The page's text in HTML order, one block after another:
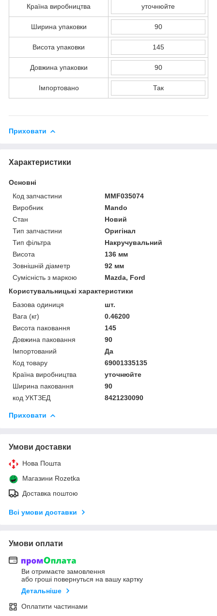
Країна виробництва уточнюйте
Ширина упаковки 90
Висота упаковки 145
Довжина упаковки 90
Імпортовано Так
Приховати
Характеристики
Основні
Код запчастини
MMF035074
Виробник
Mando
Стан
Новий
Тип запчастини
Оригінал
Тип фільтра
Накручувальний
Висота
136 мм
Зовнішній діаметр
92 мм
Сумісність з маркою
Mazda, Ford
Користувальницькі характеристики
Базова одиниця
шт.
Вага (кг)
0.46200
Висота паковання
145
Довжина паковання
90
Імпортований
Да
Код товару
69001335135
Країна виробництва
уточнюйте
Ширина паковання
90
код УКТЗЕД
8421230090
Приховати
Умови доставки
Нова Пошта
Магазини Rozetka
Доставка поштою
Всі умови доставки
Умови оплати
Ви отримаєте замовлення
або гроші повернуться на вашу картку
Детальніше
Оплатити частинами